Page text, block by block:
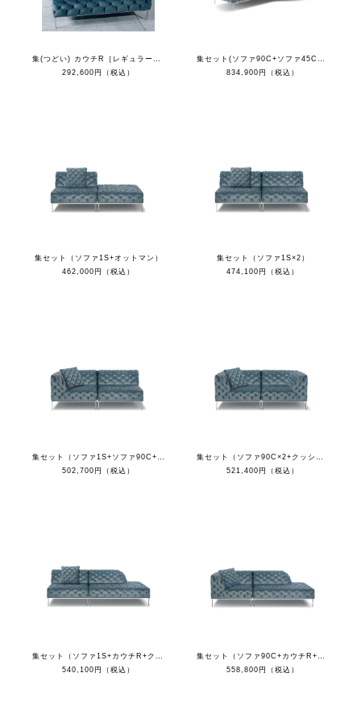
集(つどい) カウチR［レギュラーカラー］
292,600円（税込）
集セット(ソファ90C+ソファ45C+カウチL+クッション)
834,900円（税込）
集セット（ソファ1S+オットマン）
462,000円（税込）
集セット（ソファ1S×2）
474,100円（税込）
集セット（ソファ1S+ソファ90C+クッション）
502,700円（税込）
集セット（ソファ90C×2+クッション）
521,400円（税込）
集セット（ソファ1S+カウチR+クッション）
540,100円（税込）
集セット（ソファ90C+カウチR+クッション）
558,800円（税込）